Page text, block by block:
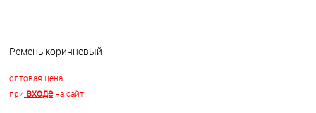
Ремень коричневый
оптовая цена
при входена сайт